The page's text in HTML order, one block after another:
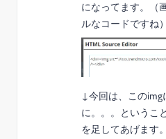
になってます。（
ルなコードですね）
↓今回は、このimg
に。。。というこ
を足してあげます